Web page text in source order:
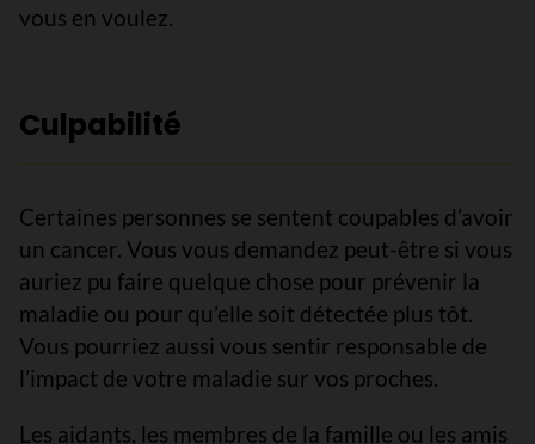
vous en voulez.
Culpabilité
Certaines personnes se sentent coupables d’avoir
un cancer. Vous vous demandez peut-être si vous
auriez pu faire quelque chose pour prévenir la
maladie ou pour qu’elle soit détectée plus tôt.
Vous pourriez aussi vous sentir responsable de
l’impact de votre maladie sur vos proches.
Les aidants, les membres de la famille ou les amis